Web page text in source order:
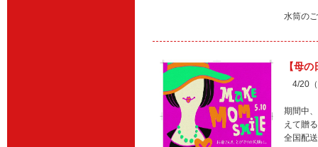
水筒の
【母
4/20（
期間中
えて贈
全国配